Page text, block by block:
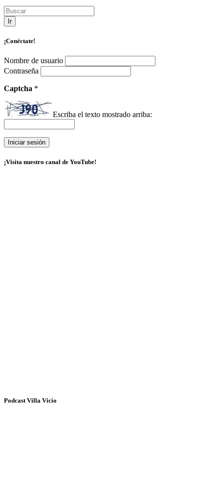
Ir
¡Conéctate!
Nombre de usuario
Contraseña
Captcha *
Escriba el texto mostrado arriba:
¡Visita nuestro canal de YouTube!
Podcast Villa Vicio